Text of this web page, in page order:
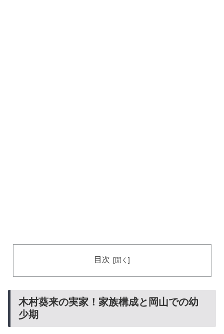
目次
木村葵来の実家！家族構成と岡山での幼
少期